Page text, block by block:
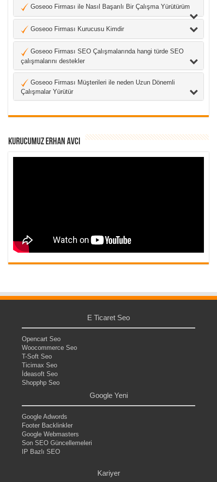
Goseoo Firması ile Nasıl Başarılı Bir Çalışma Yürütürüm
Goseoo Firması Kurucusu Kimdir
Goseoo Firması SEO Çalışmalarında hangi türde SEO
çalışmalarını destekler
Goseoo Firması Müşterileri ile neden Uzun Dönemli
Çalışmalar Yürütür
Kurucumuz Erhan Avcı
E Ticaret Seo
Opencart Seo
Woocommerce Seo
T-Soft Seo
Ticimax Seo
İdeasoft Seo
Shopphp Seo
Google Yeni
Google Adwords
Footer Backlinkler
Google Webmasters
Son SEO Güncellemeleri
IP Bazlı SEO
Kariyer